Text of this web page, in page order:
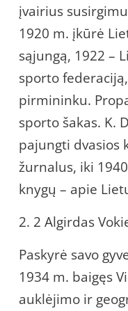
įvairius
1920 m. įkūrė
sąjungą, 1922 –
sporto
pirmininku.
sporto šakas. K.
pajungti dvasios
žurnalus, iki
knygų – apie
2. 2 Algirdas
Paskyrė savo
1934 m. baigęs
auklėjimo ir